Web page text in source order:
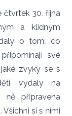
čtvrtek 30. října
a klidným
o tom, co
své
zvyky se s
vydaly na
ně připravena
si s nimi